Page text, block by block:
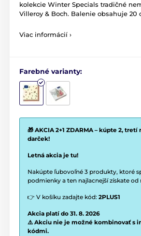
kolekcie Winter Specials tradičné
Villeroy & Boch. Balenie obsahuje 20
Viac informácií ›
Farebné varianty:
🎁 AKCIA 2+1 ZDARMA – kúpte 2, tretí
darček!
Letná akcia je tu!
Nakúpte ľubovoľné 3 produkty, ktoré
podmienky a ten najlacnejší získate od
👉 V košíku zadajte kód: 2PLUS1
Akcia platí do 31. 8. 2026
⚠️ Akciu nie je možné kombinovať s
kódmi.